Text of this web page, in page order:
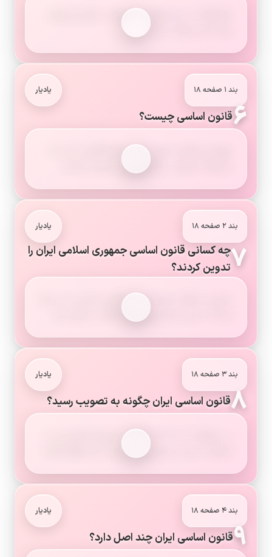
همهٔ افراد در برابر قانون مساوی‌اند و امتیاز ویژه‌ای
برای کسی وجود ندارد.
بند ۱ صفحه ۱۸ یادیار
۶قانون اساسی چیست؟
مهم‌ترین قانون کشور و مادر همهٔ قوانین است که
چارچوب تصویب سایر قوانین را تعیین می‌کند.
بند ۲ صفحه ۱۸ یادیار
۷چه کسانی قانون اساسی جمهوری اسلامی ایران را
تدوین کردند؟
مجلس خبرگان منتخب مردم قانون اساسی را بر پایهٔ
مباحث دینی و علمی و اهداف انقلاب تدوین کرد.
بند ۳ صفحه ۱۸ یادیار
۸قانون اساسی ایران چگونه به تصویب رسید؟
در روزهای ۱۱ و ۱۲ آذر ۱۳۵۸ از طریق همه‌پرسی به
تصویب رسید و بیش از ۹۸ درصد رأی موافق گرفت.
بند ۴ صفحه ۱۸ یادیار
۹قانون اساسی ایران چند اصل دارد؟